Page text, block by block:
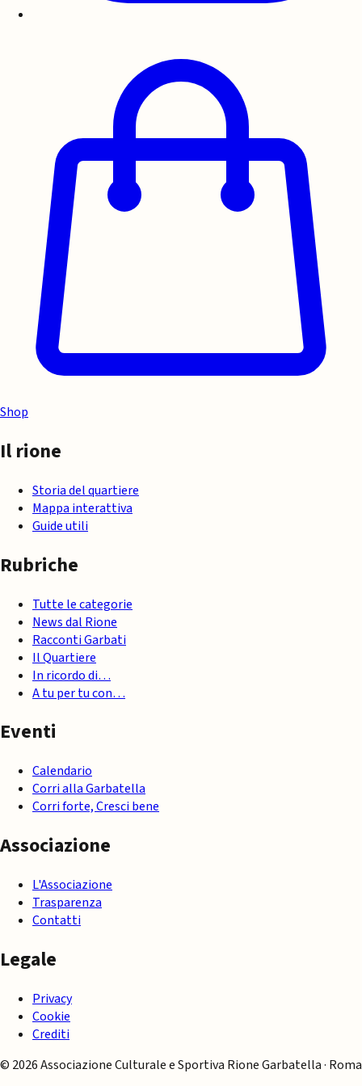
Shop
Il rione
Storia del quartiere
Mappa interattiva
Guide utili
Rubriche
Tutte le categorie
News dal Rione
Racconti Garbati
Il Quartiere
In ricordo di…
A tu per tu con…
Eventi
Calendario
Corri alla Garbatella
Corri forte, Cresci bene
Associazione
L'Associazione
Trasparenza
Contatti
Legale
Privacy
Cookie
Crediti
© 2026 Associazione Culturale e Sportiva Rione Garbatella · Roma